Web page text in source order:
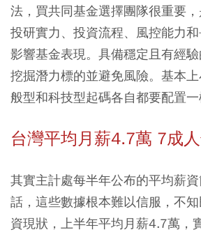
法，買共同基金選擇團隊很重要
投研實力、投資流程、風控能力
影響基金表現。具備穩定且有經
挖掘潛力標的並避免風險。基本
般型和科技型起碼各自都要配置一
台灣平均月薪4.7萬 7成
其實主計處每半年公布的平均薪
話，這些數據根本難以信服，不
資現狀，上半年平均月薪4.7萬，